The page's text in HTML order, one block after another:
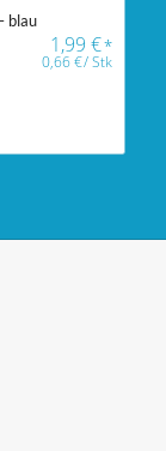
blau
1,99€*
0,66€/Stk